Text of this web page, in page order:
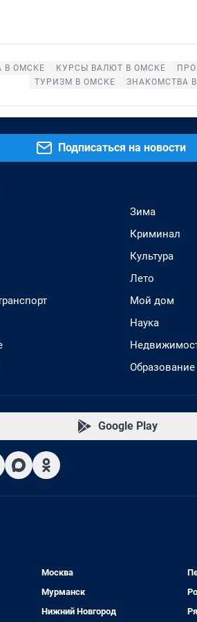
В ОМСКЕ КУРСЫ ВАЛЮТ В ОМСКЕ
ТУРИЗМ В ОМСКЕ
ЗНАКОМСТВА
Подписаться на новости
Зима
Криминал
Культура
Лето
Мой дом
Наука
Образование
Google Play
Москва
Мурманск
Нижний Новгород